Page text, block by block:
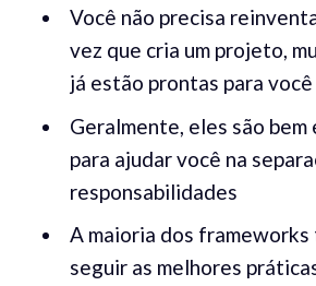
Você não precisa
vez que cria um projeto,
já estão prontas para você
Geralmente, eles são
para ajudar você na
responsabilidades
A maioria dos frameworks
seguir as melhores